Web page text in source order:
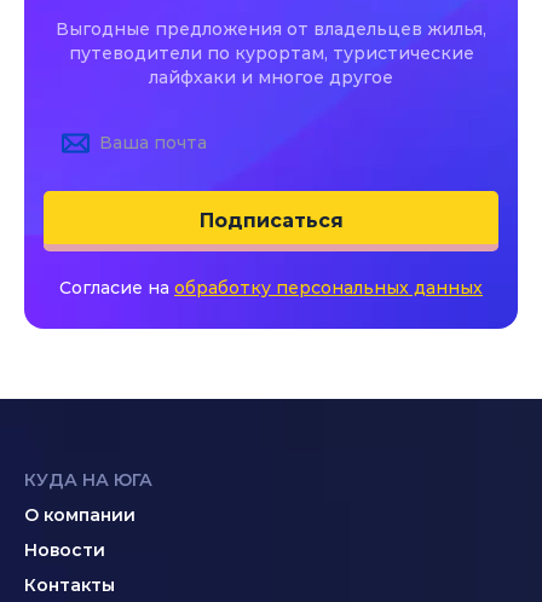
Выгодные предложения от владельцев жилья,
путеводители по курортам, туристические
лайфхаки и многое другое
Подписаться
Согласие на обработку персональных данных
КУДА НА ЮГА
О компании
Новости
Контакты